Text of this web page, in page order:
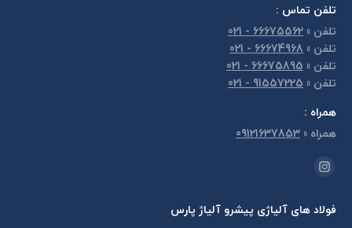
تلفن تماس :
تلفن »
66675562 - 021
تلفن »
66674968 - 021
تلفن »
66675895 - 021
تلفن »
91557225 - 021
همراه :
همراه »
09121637853
مارا در اینجا پیدا کنید:
اینستاگرام
opens
فولاد های آلیاژی پیشرو آلیاژ پارس